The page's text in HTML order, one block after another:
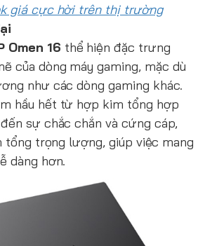
giá cực hời trên thị trường
Omen 16 thể hiện đặc trưng
của dòng máy gaming, mặc dù
như các dòng gaming khác.
hầu hết từ hợp kim tổng hợp
sự chắc chắn và cứng cáp,
tổng trọng lượng, giúp việc mang
dàng hơn.